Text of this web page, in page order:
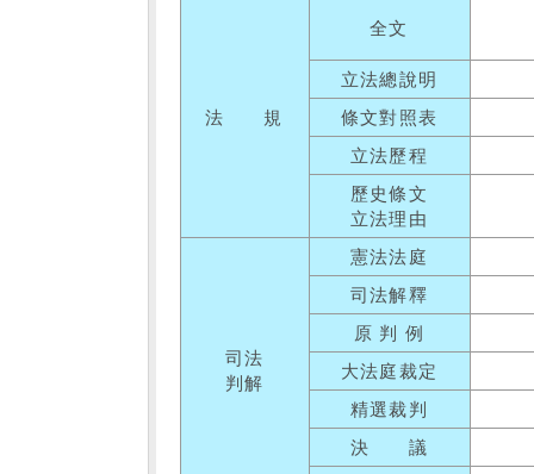
法 規
全文
立法總說明
條文對照表
立法歷程
歷史條文
立法理由
司法
判解
憲法法庭
司法解釋
原 判 例
大法庭裁定
精選裁判
決 議